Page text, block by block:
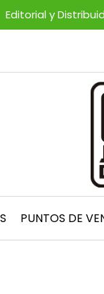
Editorial y
PUNTOS DE